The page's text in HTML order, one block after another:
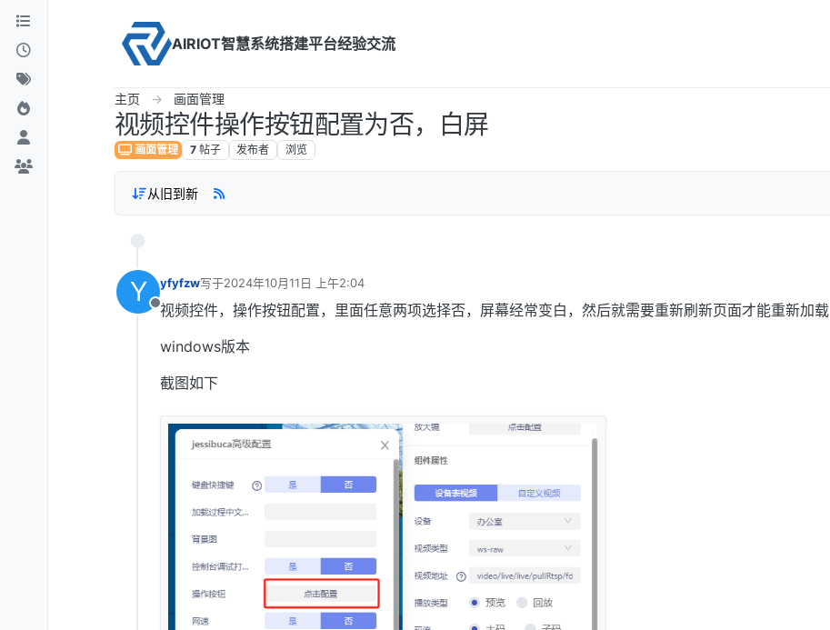
Skip to content
AIRIOT智慧系统搭建平台经验交流
主页 画面管理
视频控件操作按钮配置为否，白屏
画面管理 7 帖子 发布者 浏览
从旧到新
Y
离线
yfyfzw写于2024年10月11日 上午2:04
最后由 编辑
视频控件，操作按钮配置，里面任意两项选择否，屏幕经常变白，然后就需要重新刷新页面才能重新加载
windows版本
截图如下